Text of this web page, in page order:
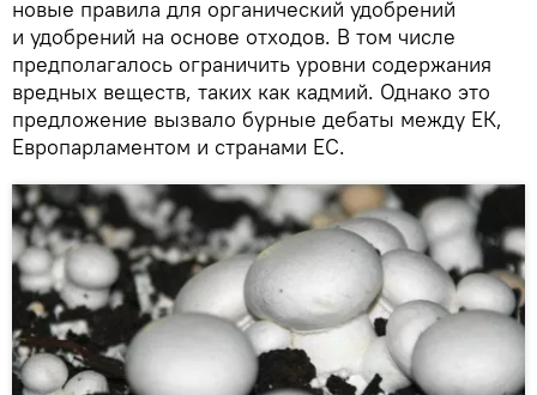
новые правила для органический удобрений
и удобрений на основе отходов. В том числе
предполагалось ограничить уровни содержания
вредных веществ, таких как кадмий. Однако это
предложение вызвало бурные дебаты между ЕК,
Европарламентом и странами ЕС.